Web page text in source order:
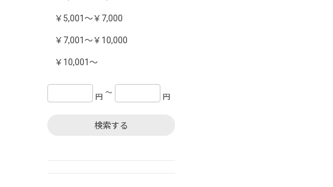
￥5,001～￥7,000
￥7,001～￥10,000
￥10,001～
円 〜 円
検索する